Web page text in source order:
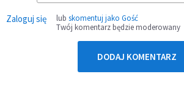
Zaloguj się lub skomentuj jako Gość
Twój komentarz będzie moderowany
DODAJ KOMENTARZ